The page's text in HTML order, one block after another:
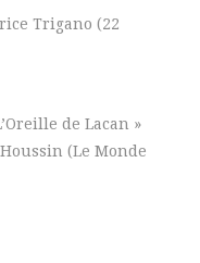
Trigano (22
de Lacan »
(Le Monde